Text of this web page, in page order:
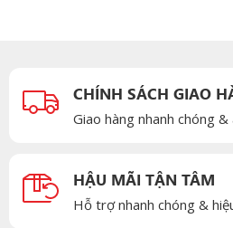
CHÍNH SÁCH GIAO
Giao hàng nhanh chóng &
HẬU MÃI TẬN TÂM
Hỗ trợ nhanh chóng &